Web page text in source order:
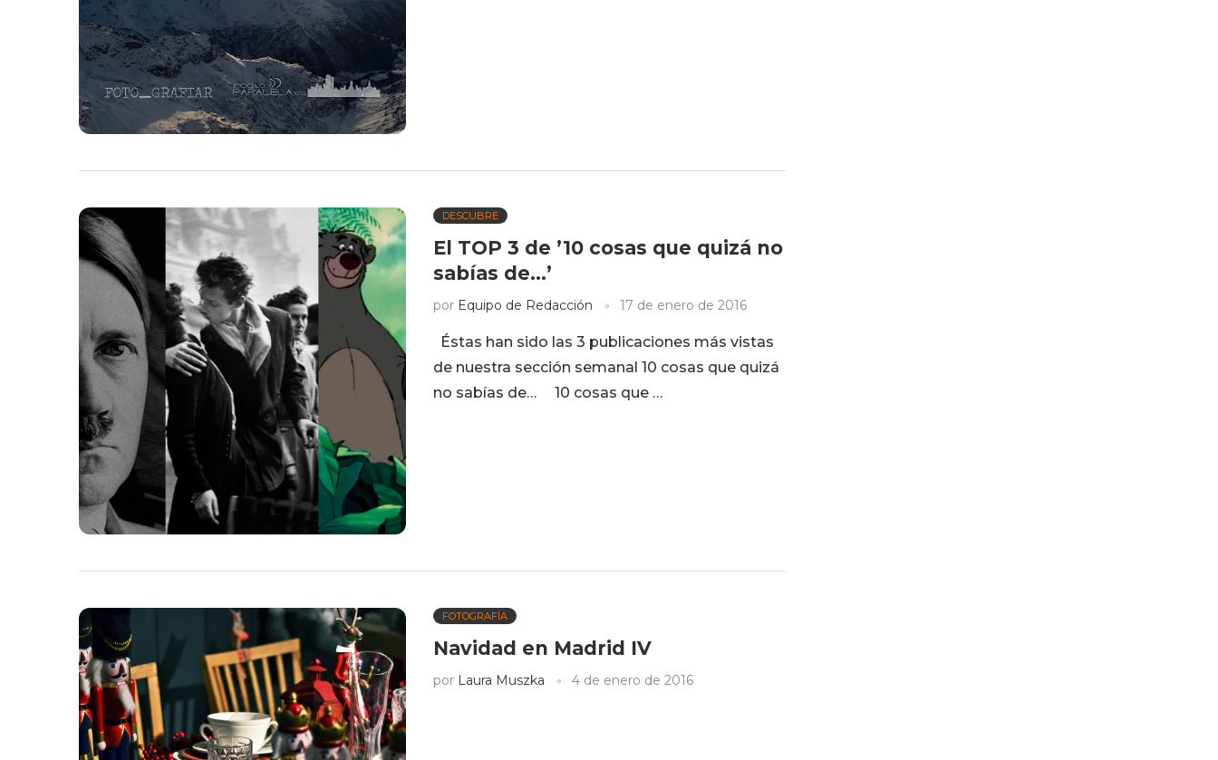
DESCUBRE
El TOP 3 de ’10 cosas que quizá no
sabías de…’
por Equipo de Redacción 17 de enero de 2016
Éstas han sido las 3 publicaciones más vistas
de nuestra sección semanal 10 cosas que quizá
no sabías de… 10 cosas que …
FOTOGRAFÍA
Navidad en Madrid IV
por Laura Muszka 4 de enero de 2016